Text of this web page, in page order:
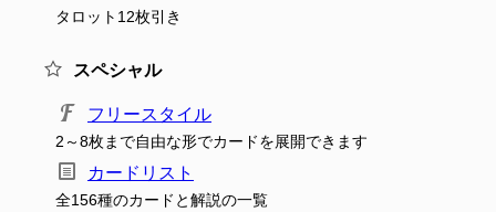
タロット12枚引き
スペシャル
フリースタイル
2～8枚まで自由な形でカードを展開できます
カードリスト
全156種のカードと解説の一覧